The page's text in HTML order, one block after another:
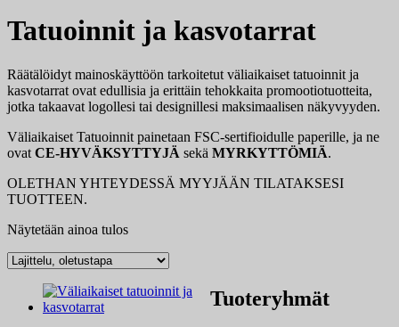
Tatuoinnit ja kasvotarrat
Räätälöidyt mainoskäyttöön tarkoitetut väliaikaiset tatuoinnit ja
kasvotarrat ovat edullisia ja erittäin tehokkaita promootiotuotteita,
jotka takaavat logollesi tai designillesi maksimaalisen näkyvyyden.
Väliaikaiset Tatuoinnit painetaan FSC-sertifioidulle paperille, ja ne
ovat CE-HYVÄKSYTTYJÄ sekä MYRKYTTÖMIÄ.
OLETHAN YHTEYDESSÄ MYYJÄÄN TILATAKSESI
TUOTTEEN.
Näytetään ainoa tulos
Tuoteryhmät